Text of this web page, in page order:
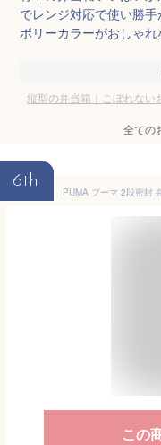
でレンジ対応で使い勝
ボリーカラーがおしゃれ
縦型の弁当箱｜こぼれない
全ての
6th
この